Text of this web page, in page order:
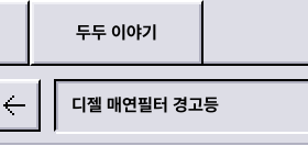
두두 이야기
디젤 매연필터 경고등